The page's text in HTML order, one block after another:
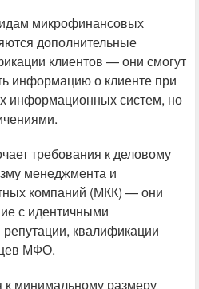
микрофинансовых
дополнительные
клиентов — они смогут
информацию о клиенте при
информационных систем, но
требования к деловому
менеджмента и
компаний (МКК) — они
с идентичными
квалификации
МФО.
минимальному размеру